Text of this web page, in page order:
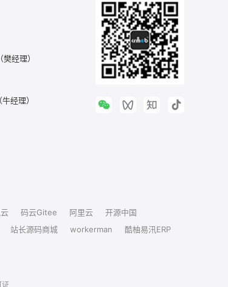
经理）
经理）
码云Gitee 阿里云
开源中国
站长源码商城 workerman
酷柚易汛ERP